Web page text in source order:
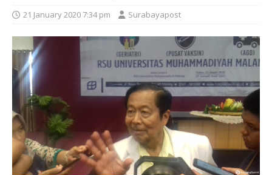
21 January 2020 7:34 pm Surabayapost